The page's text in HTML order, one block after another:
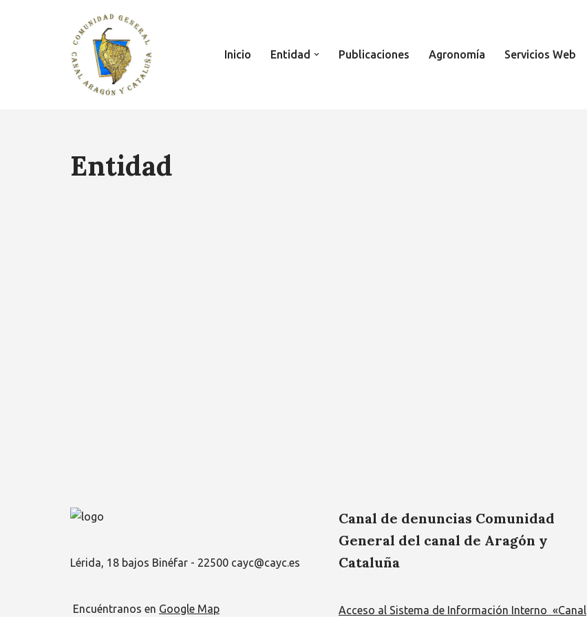
Inicio Entidad Publicaciones Agronomía Servicios Web
Entidad
Lérida, 18 bajos Binéfar - 22500 cayc@cayc.es
Encuéntranos en Google Map
Canal de denuncias Comunidad
General del canal de Aragón y
Cataluña
Acceso al Sistema de Información Interno «Canal